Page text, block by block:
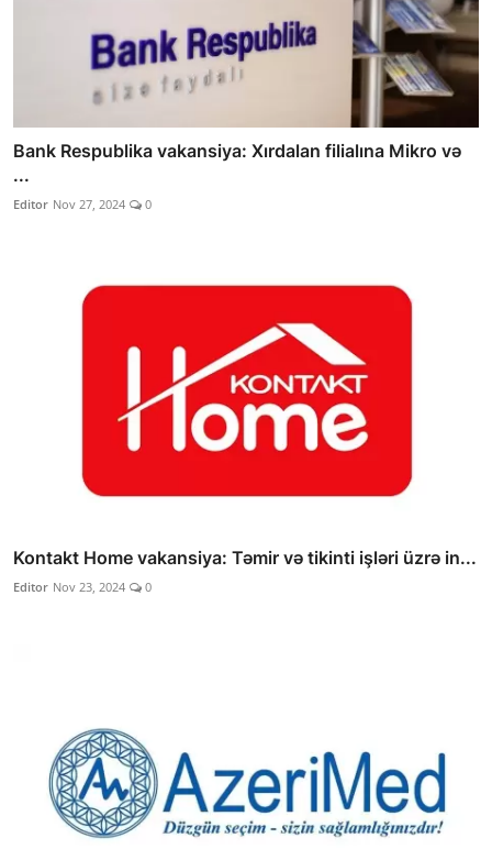
Bank Respublika vakansiya: Xırdalan filialına Mikro və
...
Editor Nov 27, 2024 0
Kontakt Home vakansiya: Təmir və tikinti işləri üzrə in...
Editor Nov 23, 2024 0